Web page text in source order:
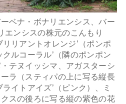
ベナ・ボナリエンシス、バー
エンシスの株元のこんもり
リアントオレンジ’（ポンポ
ルコーラル’（隣のポンポン
テヌイッシマ、アガスターシ
ラ（スティパの上に写る縦長
イトアイズ’（ピンク）、ミ
スの後ろに写る縦の紫色の花